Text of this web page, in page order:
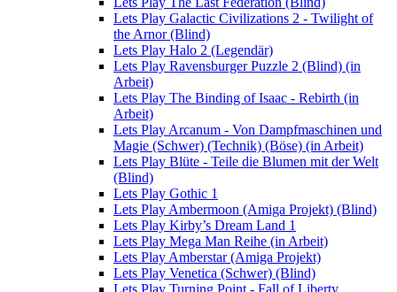
Lets Play Galactic Civilizations 2 - Twilight of
the Arnor (Blind)
Lets Play Halo 2 (Legendär)
Lets Play Ravensburger Puzzle 2 (Blind) (in
Arbeit)
Lets Play The Binding of Isaac - Rebirth (in
Arbeit)
Lets Play Arcanum - Von Dampfmaschinen und
Magie (Schwer) (Technik) (Böse) (in Arbeit)
Lets Play Blüte - Teile die Blumen mit der Welt
(Blind)
Lets Play Gothic 1
Lets Play Ambermoon (Amiga Projekt) (Blind)
Lets Play Kirby’s Dream Land 1
Lets Play Mega Man Reihe (in Arbeit)
Lets Play Amberstar (Amiga Projekt)
Lets Play Venetica (Schwer) (Blind)